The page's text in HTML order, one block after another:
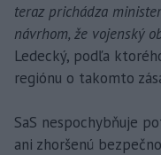
teraz prichádza
návrhom, že vojenský
Ledecký, podľa
regiónu o takomto
SaS nespochybňuje
ani zhoršenú